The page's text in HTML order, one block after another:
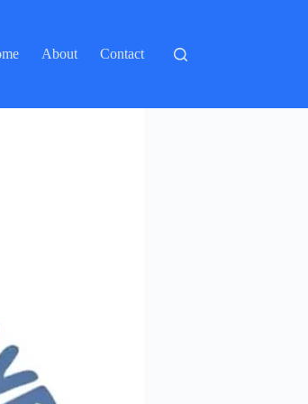
About Contact